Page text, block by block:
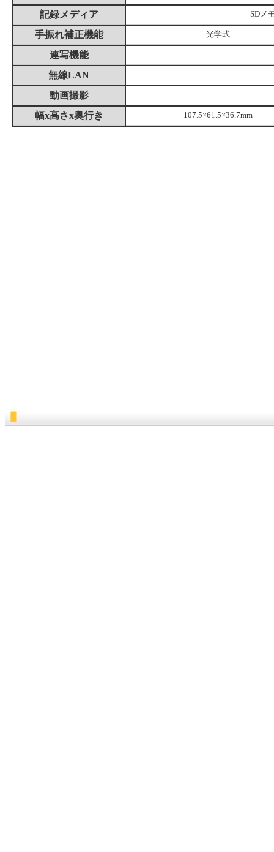
記録メディア
SDメ
手振れ補正機能 光学式
連写機能
無線LAN
-
動画撮影
幅x高さx奥行き
107.5×61.5×36.7mm